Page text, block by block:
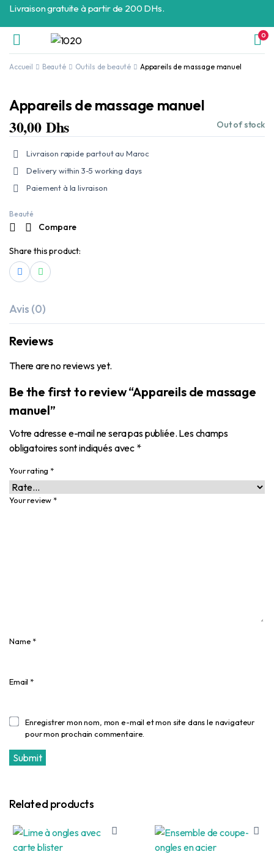
Livraison gratuite à partir de 200 DHs.
0
Accueil Beauté Outils de beauté Appareils de massage manuel
Appareils de massage manuel
30,00Dhs Out of stock
Livraison rapide partout au Maroc
Delivery within 3-5 working days
Paiement à la livraison
Beauté
Compare
Share this product:
Avis (0)
Reviews
There are no reviews yet.
Be the first to review “Appareils de massage
manuel”
Votre adresse e-mail ne sera pas publiée. Les champs
obligatoires sont indiqués avec *
Your rating *
Your review *
Name *
Email *
Enregistrer mon nom, mon e-mail et mon site dans le navigateur
pour mon prochain commentaire.
Related products